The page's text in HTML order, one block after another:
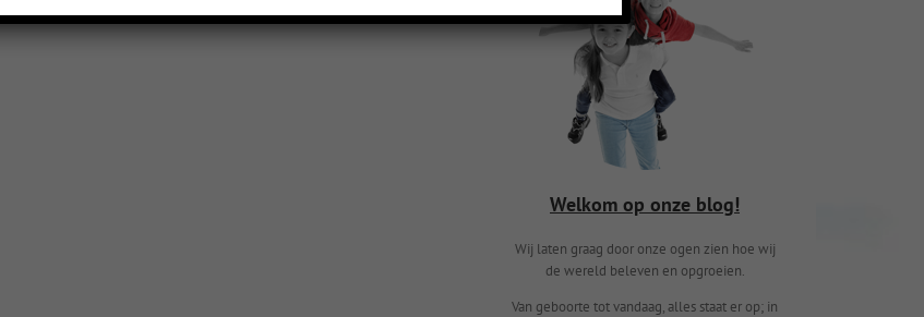
Welkom op onze blog!
Wij laten graag door onze ogen zien hoe wij
de wereld beleven en opgroeien.
Van geboorte tot vandaag, alles staat er op; in